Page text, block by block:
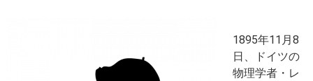
ステントグラフトによる治療
1895年11月8
日、ドイツの
物理学者・レ